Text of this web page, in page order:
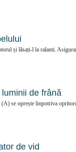
și lăsați-l la ralanti.
de frână
se oprește împotriva
de vid